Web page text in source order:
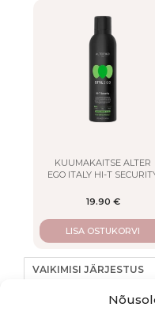
KUUMAKAITSE ALTER
EGO ITALY HI-T
19.90 €
LISA OSTUKORVI